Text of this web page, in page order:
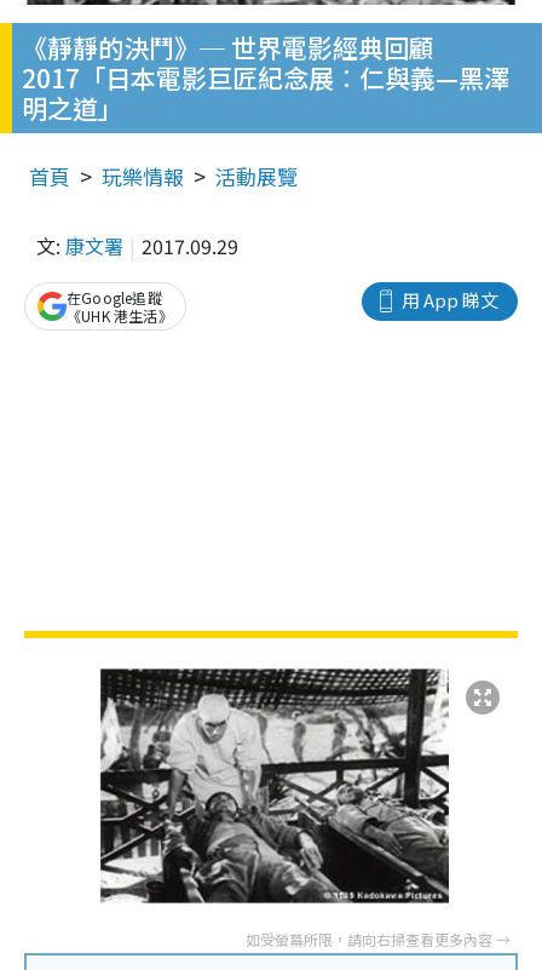
《靜靜的決鬥》─ 世界電影經典回顧
2017「日本電影巨匠紀念展︰仁與義—黑澤
明之道」
首頁 玩樂情報 活動展覽
文: 康文署 2017.09.29
用 App 睇文
在Google追蹤
《UHK 港生活》